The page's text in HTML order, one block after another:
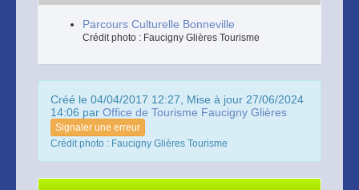
Parcours Culturelle Bonneville
Crédit photo : Faucigny Glières Tourisme
Créé le 04/04/2017 12:27, Mise à jour 27/06/2024
14:06 par Office de Tourisme Faucigny Glières
Signaler une erreur
Crédit photo : Faucigny Glières Tourisme